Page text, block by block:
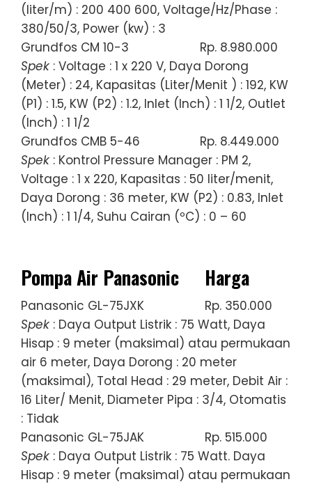
(liter/m) : 200 400 600, Voltage/Hz/Phase :
380/50/3, Power (kw) : 3
Grundfos CM 10-3
Rp. 8.980.000
Spek : Voltage : 1 x 220 V, Daya Dorong
(Meter) : 24, Kapasitas (Liter/Menit ) : 192, KW
(P1) : 1.5, KW (P2) : 1.2, Inlet (Inch) : 1 1/2, Outlet
(Inch) : 1 1/2
Grundfos CMB 5-46
Rp. 8.449.000
Spek : Kontrol Pressure Manager : PM 2,
Voltage : 1 x 220, Kapasitas : 50 liter/menit,
Daya Dorong : 36 meter, KW (P2) : 0.83, Inlet
(Inch) : 1 1/4, Suhu Cairan (ºC) : 0 – 60
Pompa Air Panasonic Harga
Panasonic GL-75JXK
Rp. 350.000
Spek : Daya Output Listrik : 75 Watt, Daya
Hisap : 9 meter (maksimal) atau permukaan
air 6 meter, Daya Dorong : 20 meter
(maksimal), Total Head : 29 meter, Debit Air :
16 Liter/ Menit, Diameter Pipa : 3/4, Otomatis
: Tidak
Panasonic GL-75JAK
Rp. 515.000
Spek : Daya Output Listrik : 75 Watt. Daya
Hisap : 9 meter (maksimal) atau permukaan